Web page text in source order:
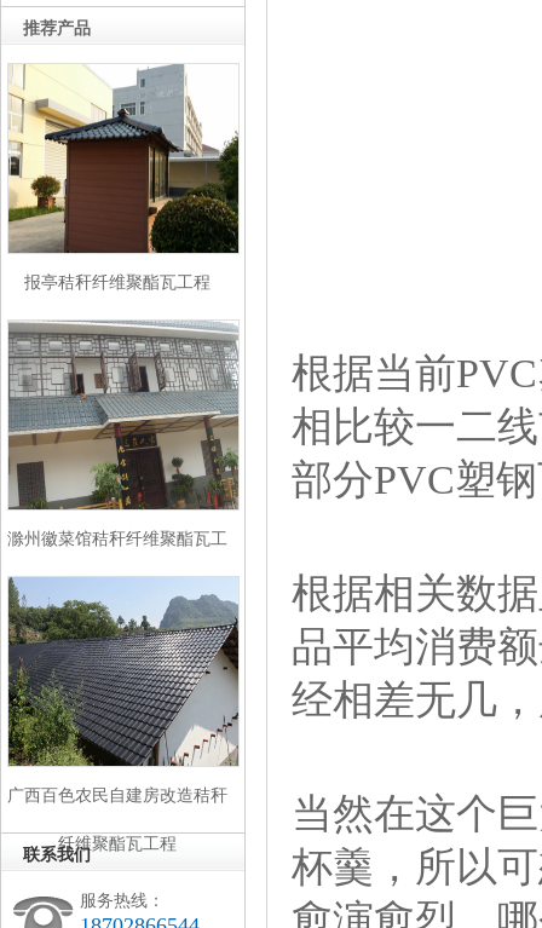
根据当前
相比较一二
部分PVC塑
根据相关数
品平均消费
经相差无几
当然在这个
杯羹，所以
推荐产品
报亭秸秆纤维聚酯瓦工程
滁州徽菜馆秸秆纤维聚酯瓦工
广西百色农民自建房改造秸秆
纤维聚酯瓦工程
联系我们
服务热线：